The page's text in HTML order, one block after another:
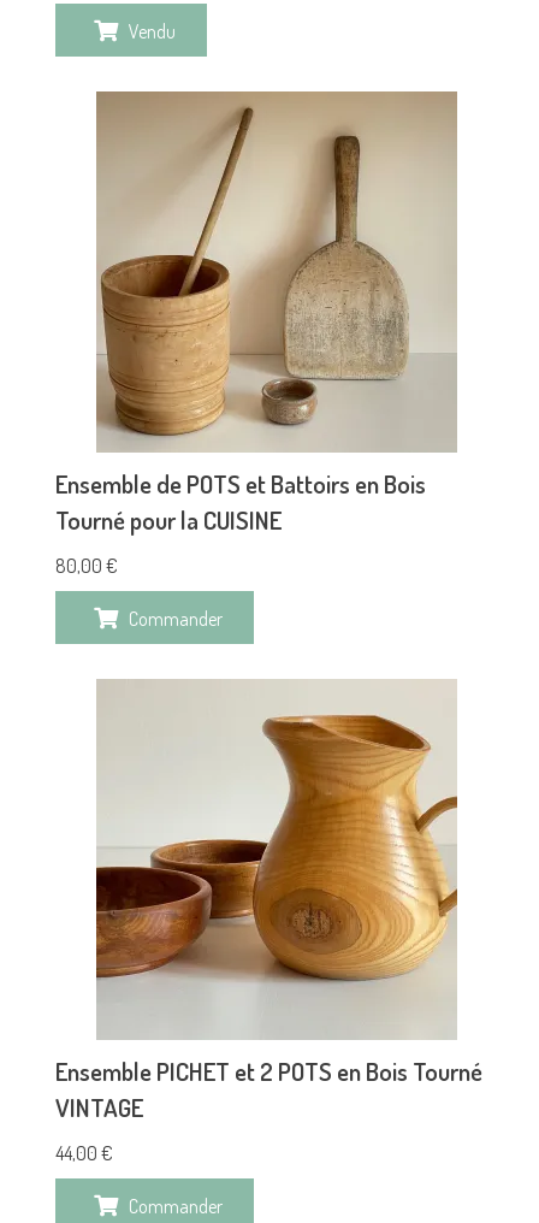
Vendu
Ensemble de POTS et Battoirs en Bois
Tourné pour la CUISINE
80,00 €
Commander
Ensemble PICHET et 2 POTS en Bois Tourné
VINTAGE
44,00 €
Commander